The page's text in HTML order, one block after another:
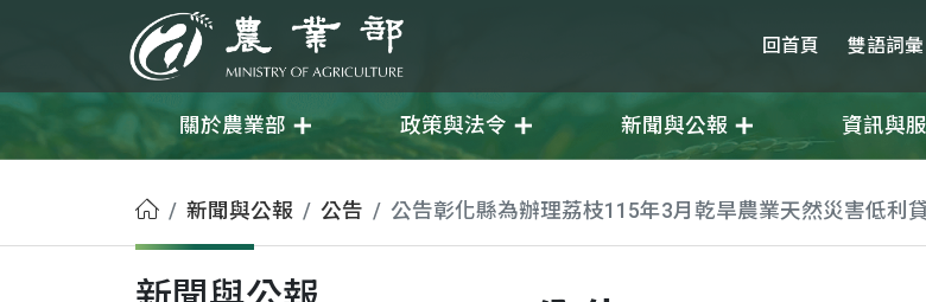
農業部 回首頁 雙語詞彙
關於農業部 政策與法令 新聞與公報 資訊與
首頁新聞與公報 公告 公告彰化縣為辦理荔枝115年3月乾旱農業天然災害低利